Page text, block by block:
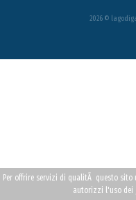
2026 ©
Per offrire servizi di qualitÃ questo
autorizzi l'uso dei